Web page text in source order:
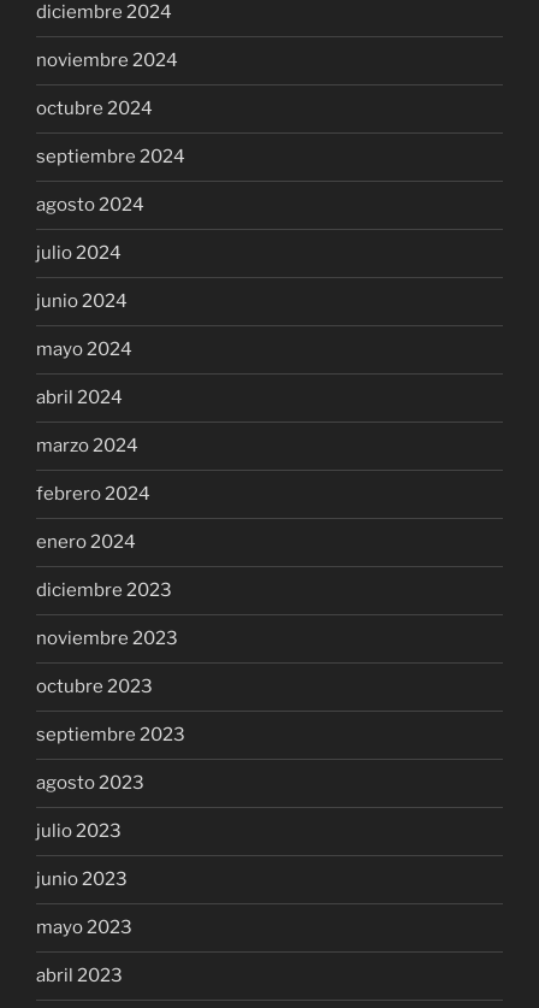
diciembre 2024
noviembre 2024
octubre 2024
septiembre 2024
agosto 2024
julio 2024
junio 2024
mayo 2024
abril 2024
marzo 2024
febrero 2024
enero 2024
diciembre 2023
noviembre 2023
octubre 2023
septiembre 2023
agosto 2023
julio 2023
junio 2023
mayo 2023
abril 2023